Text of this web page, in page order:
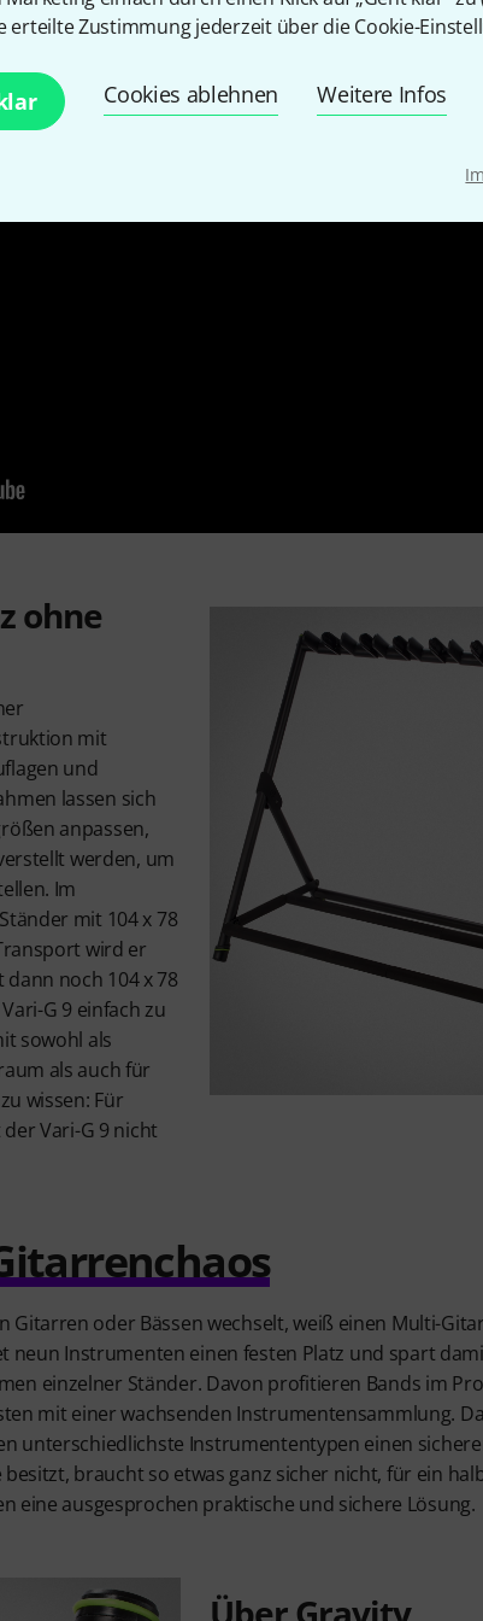
erteilte Zustimmung jederzeit über die Cookie-
Cookies ablehnen Weitere Infos
ohne
mit
und
lassen sich
anpassen,
werden, um
Im
mit 104 x 78
wird er
noch 104 x 78
G 9 einfach zu
sowohl als
als auch für
wissen: Für
Vari-G 9 nicht
Gitarren oder Bässen wechselt, weiß einen Multi-
neun Instrumenten einen festen Platz und spart
einzelner Ständer. Davon profitieren Bands im
mit einer wachsenden Instrumentensammlung.
unterschiedlichste Instrumententypen einen
braucht so etwas ganz sicher nicht, für ein
eine ausgesprochen praktische und sichere Lösung.